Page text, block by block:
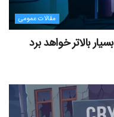
مقالات عمومی
بالاتر خواهد برد